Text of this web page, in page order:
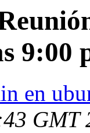
9:00
en
GMT